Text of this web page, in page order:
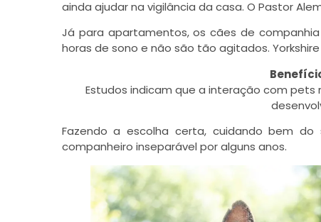
ainda ajudar na vigilância da casa. O Pastor
Já para apartamentos, os cães de
horas de sono e não são tão agitados.
Estudos indicam que a interação com pets
Fazendo a escolha certa, cuidando bem
companheiro inseparável por alguns anos.